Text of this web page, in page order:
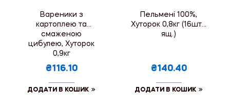
Вареники з
картоплею та
смаженою
цибулею, Хуторок
0,9кг
₴116.10
ДОДАТИ В КОШИК
Пельмені 100%,
Хуторок 0,8кг (16шт./
ящ.)
₴140.40
ДОДАТИ В КОШИК